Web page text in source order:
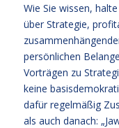
Wie Sie wissen,
über Strategie,
persönlichen
Vorträgen zu
keine
dafür regelmäßig
als auch danach: